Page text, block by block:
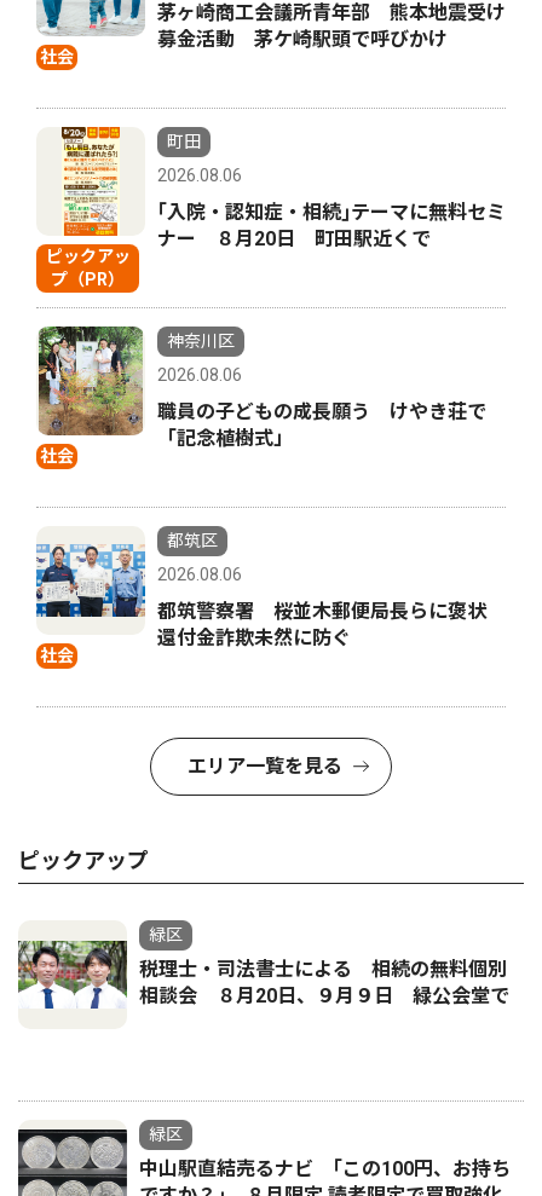
社会
茅ヶ崎商工会議所青年部 熊本地震受け
募金活動 茅ケ崎駅頭で呼びかけ
ピックアッ
プ（PR）
町田
2026.08.06
｢入院・認知症・相続｣テーマに無料セミ
ナー ８月20日 町田駅近くで
社会
神奈川区
2026.08.06
職員の子どもの成長願う けやき荘で
「記念植樹式」
社会
都筑区
2026.08.06
都筑警察署 桜並木郵便局長らに褒状
還付金詐欺未然に防ぐ
エリア一覧を見る
ピックアップ
緑区
税理士・司法書士による 相続の無料個別
相談会 ８月20日、９月９日 緑公会堂で
緑区
中山駅直結売るナビ ｢この100円、お持ち